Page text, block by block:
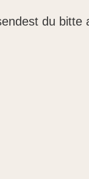
du bitte